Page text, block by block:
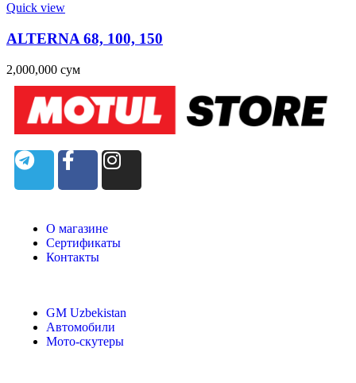
Quick view
ALTERNA 68, 100, 150
2,000,000 сум
О магазине
Сертификаты
Контакты
GM Uzbekistan
Автомобили
Мото-скутеры